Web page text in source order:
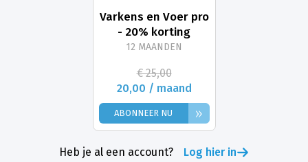
Varkens en Voer pro
- 20% korting
12 MAANDEN
€ 25,00
20,00 / maand
ABONNEER NU »
Heb je al een account? Log hier in